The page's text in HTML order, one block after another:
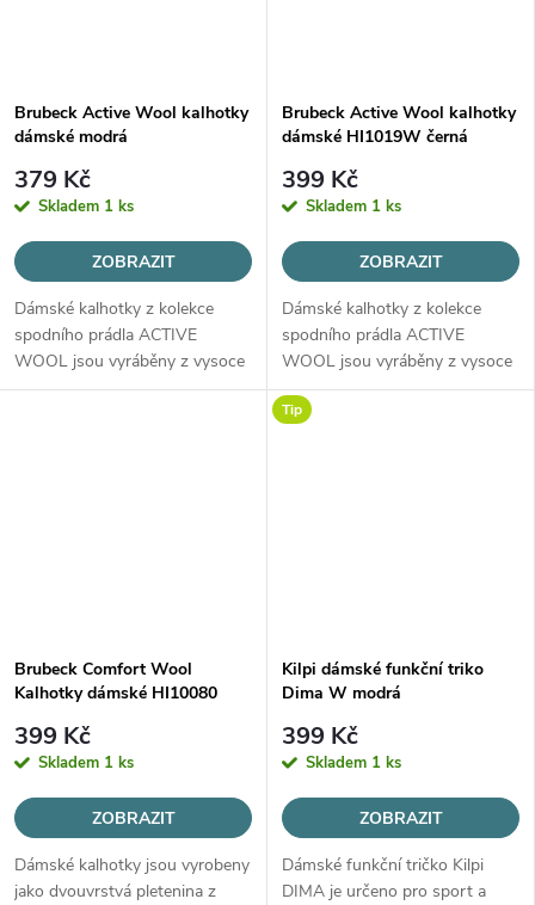
Brubeck Active Wool kalhotky
dámské modrá
379 Kč
Skladem 1 ks
ZOBRAZIT
Dámské kalhotky z kolekce
spodního prádla ACTIVE
WOOL jsou vyráběny z vysoce
kvalitní vlny MERINO, určené
Brubeck Active Wool kalhotky
dámské HI1019W černá
399 Kč
Skladem 1 ks
ZOBRAZIT
Dámské kalhotky z kolekce
spodního prádla ACTIVE
WOOL jsou vyráběny z vysoce
kvalitní vlny MERINO, určené
pro všechny roční období.
Brubeck Comfort Wool
Kalhotky dámské HI10080
399 Kč
Skladem 1 ks
ZOBRAZIT
Dámské kalhotky jsou vyrobeny
jako dvouvrstvá pletenina z
Tip
Kilpi dámské funkční triko
Dima W modrá
399 Kč
Skladem 1 ks
ZOBRAZIT
Dámské funkční tričko Kilpi
DIMA je určeno pro sport a